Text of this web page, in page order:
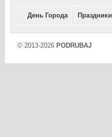
День Города Праздники
© 2013-2026 PODRUBAJ